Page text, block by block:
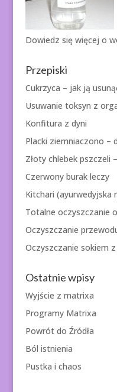
Dowiedz się więcej o
Przepiski
Cukrzyca – jak ją
Usuwanie toksyn z
Konfitura z dyni
Placki ziemniaczono –
Złoty chlebek pszczeli
Czerwony burak leczy
Kitchari (ayurwedyjska
Totalne oczyszczanie
Oczyszczanie
Oczyszczanie sokiem
Ostatnie wpisy
Wyjście z matrixa
Programy Matrixa
Powrót do Źródła
Ból istnienia
Pustka i chaos